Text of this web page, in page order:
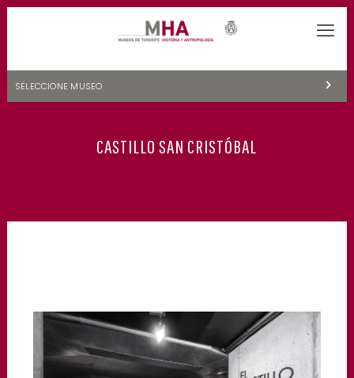
SELECCIONE MUSEO
NATURALEZA Y ARQUEOLOGÍACASTILLO SAN CRISTÓBAL